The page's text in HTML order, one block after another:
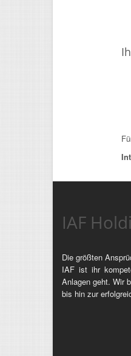
IAF
Die größten
IAF ist ihr
Anlagen geht. Wir
bis hin zur